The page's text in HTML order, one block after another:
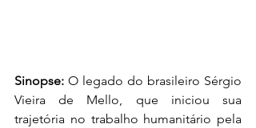
Sinopse: O legado do brasileiro Sérgio
Vieira de Mello, que iniciou sua
trajetória no trabalho humanitário pela